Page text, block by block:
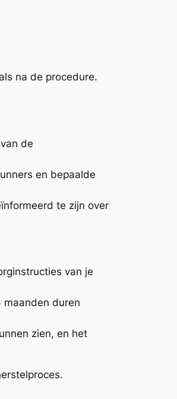
na de procedure.
de
en bepaalde
te zijn over
van je
maanden duren
zien, en het